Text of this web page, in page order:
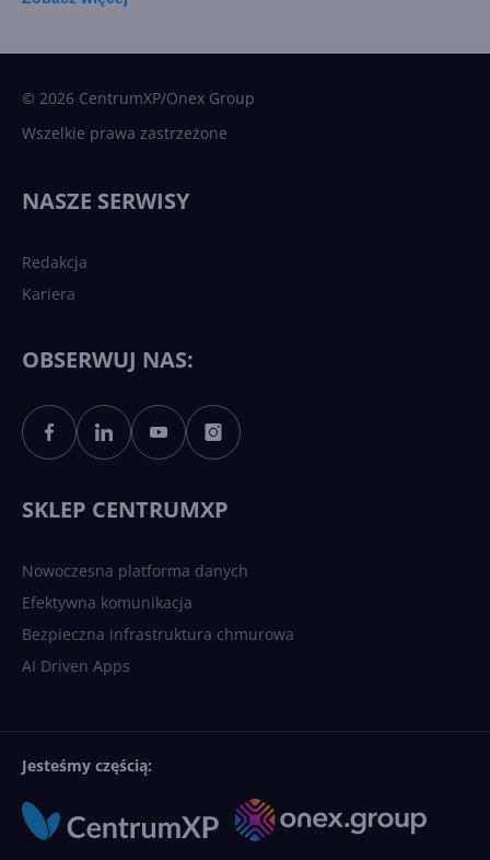
Sztuczna inteligencja po
polsku. Dość barier
© 2026 CentrumXP/Onex Group
Wszelkie prawa zastrzeżone
NASZE SERWISY
Redakcja
Kariera
OBSERWUJ NAS:
SKLEP CENTRUMXP
Nowoczesna platforma danych
Efektywna komunikacja
Bezpieczna infrastruktura chmurowa
AI Driven Apps
Jesteśmy częścią: